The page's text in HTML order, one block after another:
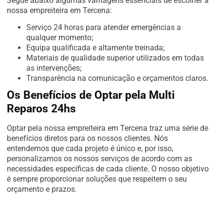
nossa empreiteira em Tercena:
Serviço 24 horas para atender emergências a
qualquer momento;
Equipa qualificada e altamente treinada;
Materiais de qualidade superior utilizados em todas
as intervenções;
Transparência na comunicação e orçamentos claros.
Os Benefícios de Optar pela Multi
Reparos 24hs
Optar pela nossa empreiteira em Tercena traz uma série de
benefícios diretos para os nossos clientes. Nós
entendemos que cada projeto é único e, por isso,
personalizamos os nossos serviços de acordo com as
necessidades específicas de cada cliente. O nosso objetivo
é sempre proporcionar soluções que respeitem o seu
orçamento e prazos.